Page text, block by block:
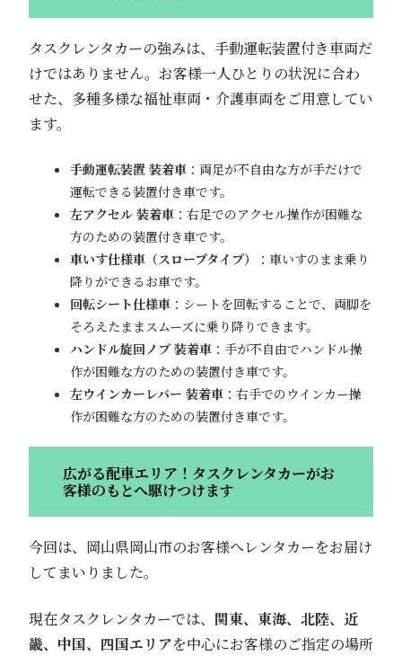
タスクレンタカーの強みは、手動運転装置付き車両だ
けではありません。お客様一人ひとりの状況に合わ
せた、多種多様な福祉車両・介護車両をご用意してい
ます。
手動運転装置 装着車：両足が不自由な方が手だけで
運転できる装置付き車です。
左アクセル 装着車：右足でのアクセル操作が困難な
方のための装置付き車です。
車いす仕様車（スロープタイプ）
：車いすのまま乗り
降りができるお車です。
回転シート仕様車：シートを回転することで、両脚を
そろえたままスムーズに乗り降りできます。
ハンドル旋回ノブ 装着車：手が不自由でハンドル操
作が困難な方のための装置付き車です。
左ウインカーレバー 装着車：右手でのウインカー操
作が困難な方のための装置付き車です。
広がる配車エリア！タスクレンタカーがお
客様のもとへ駆けつけます
今回は、岡山県岡山市のお客様へレンタカーをお届け
してまいりました。
現在タスクレンタカーでは、 関東、東海、北陸、近
畿、中国、四国エリアを中心にお客様のご指定の場所